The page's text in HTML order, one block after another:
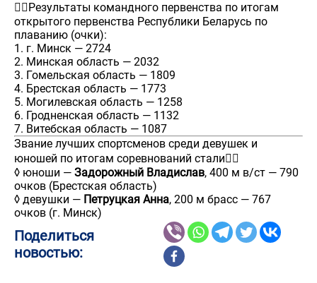
🏊‍♂️Результаты командного первенства по итогам
открытого первенства Республики Беларусь по
плаванию (очки):
1. г. Минск — 2724
2. Минская область — 2032
3. Гомельская область — 1809
4. Брестская область — 1773
5. Могилевская область — 1258
6. Гродненская область — 1132
7. Витебская область — 1087
Звание лучших спортсменов среди девушек и
юношей по итогам соревнований стали👇🏻
◊ юноши — Задорожный Владислав, 400 м в/ст — 790
очков (Брестская область)
◊ девушки — Петруцкая Анна, 200 м брасс — 767
очков (г. Минск)
Поделиться
новостью: